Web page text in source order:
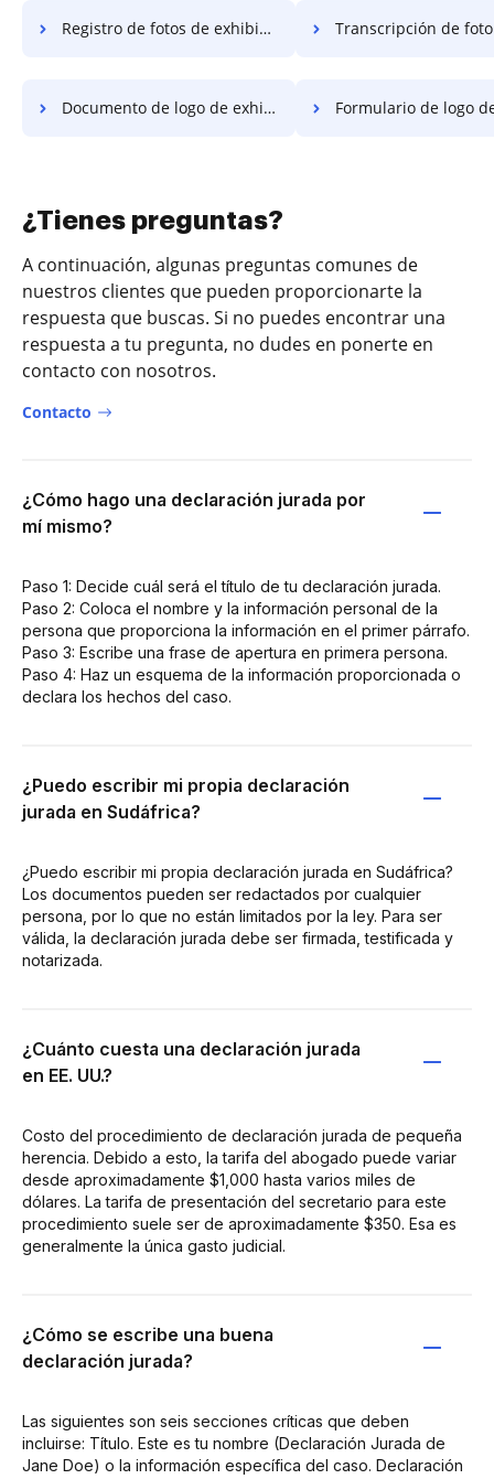
Registro de fotos de exhibición Transcripción de foto de
Documento de logo de exhibición Formulario de logo de
¿Tienes preguntas?
A continuación, algunas preguntas comunes de
nuestros clientes que pueden proporcionarte la
respuesta que buscas. Si no puedes encontrar una
respuesta a tu pregunta, no dudes en ponerte en
contacto con nosotros.
Contacto
¿Cómo hago una declaración jurada por
mí mismo?
Paso 1: Decide cuál será el título de tu declaración jurada.
Paso 2: Coloca el nombre y la información personal de la
persona que proporciona la información en el primer párrafo.
Paso 3: Escribe una frase de apertura en primera persona.
Paso 4: Haz un esquema de la información proporcionada o
declara los hechos del caso.
¿Puedo escribir mi propia declaración
jurada en Sudáfrica?
¿Puedo escribir mi propia declaración jurada en Sudáfrica?
Los documentos pueden ser redactados por cualquier
persona, por lo que no están limitados por la ley. Para ser
válida, la declaración jurada debe ser firmada, testificada y
notarizada.
¿Cuánto cuesta una declaración jurada
en EE. UU.?
Costo del procedimiento de declaración jurada de pequeña
herencia. Debido a esto, la tarifa del abogado puede variar
desde aproximadamente $1,000 hasta varios miles de
dólares. La tarifa de presentación del secretario para este
procedimiento suele ser de aproximadamente $350. Esa es
generalmente la única gasto judicial.
¿Cómo se escribe una buena
declaración jurada?
Las siguientes son seis secciones críticas que deben
incluirse: Título. Este es tu nombre (Declaración Jurada de
Jane Doe) o la información específica del caso. Declaración